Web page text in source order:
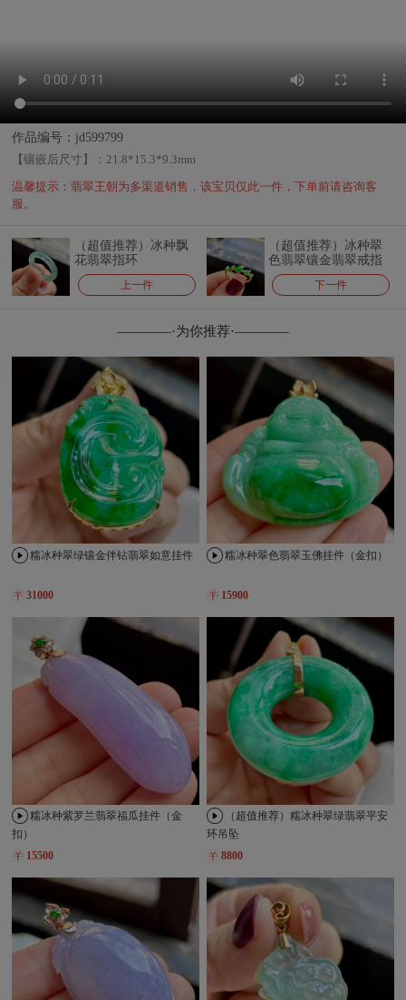
作品编号：jd599799
【镶嵌后尺寸】：21.8*15.3*9.3mm
温馨提示：翡翠王朝为多渠道销售，该宝贝仅此一件，下单前请咨询客
服。
（超值推荐）冰种飘
花翡翠指环
上一件
（超值推荐）冰种翠
色翡翠镶金翡翠戒指
（排戒）
下一件
————·为你推荐·————
糯冰种翠绿镶金伴钻翡翠如意挂件
31000
糯冰种翠色翡翠玉佛挂件（金扣）
15900
糯冰种紫罗兰翡翠福瓜挂件（金
扣）
15500
（超值推荐）糯冰种翠绿翡翠平安
环吊坠
8800